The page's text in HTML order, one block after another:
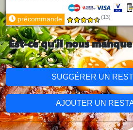
précommande (13)
Est-ce qu'il nous
SUGGÉRER UN
AJOUTER UN